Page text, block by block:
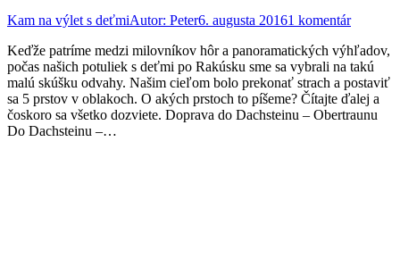
Kam na výlet s deťmiAutor: Peter6. augusta 20161 komentár
Keďže patríme medzi milovníkov hôr a panoramatických výhľadov,
počas našich potuliek s deťmi po Rakúsku sme sa vybrali na takú
malú skúšku odvahy. Našim cieľom bolo prekonať strach a postaviť
sa 5 prstov v oblakoch. O akých prstoch to píšeme? Čítajte ďalej a
čoskoro sa všetko dozviete. Doprava do Dachsteinu – Obertraunu
Do Dachsteinu –…